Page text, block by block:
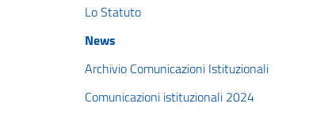
Lo Statuto
News
Archivio Comunicazioni Istituzionali
Comunicazioni istituzionali 2024